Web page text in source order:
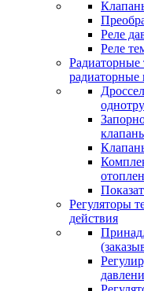
Реле
Реле
Радиаторные
радиаторные
Регуляторы
действия